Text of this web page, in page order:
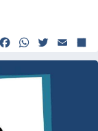
Facebook